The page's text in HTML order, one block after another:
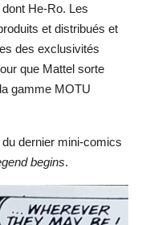
He-Ro. Les
et distribués et
des exclusivités
que Mattel sorte
gamme MOTU
du dernier mini-comics
begins.